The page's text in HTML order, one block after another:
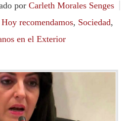
por Carleth Morales Senges
Hoy recomendamos, Sociedad,
en el Exterior